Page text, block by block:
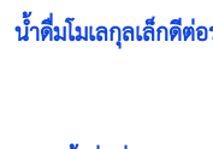
น้ำดื่มโมเลกุลเล็กดีต่